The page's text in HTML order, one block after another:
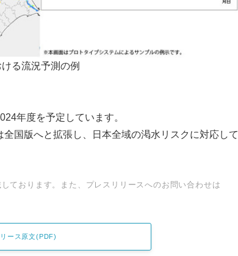
る流況予測の例
年度を予定しています。
国版へと拡張し、日本全域の渇水リスクに対応して
ております。また、プレスリリースへのお問い合わせは
ース原文(PDF)